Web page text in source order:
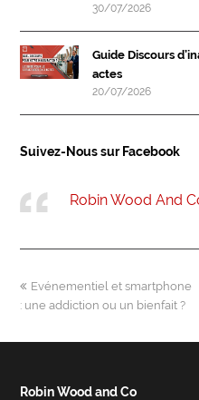
30/07/2026
Guide Discours
actes
20/07/2026
Suivez-Nous sur Facebook
Robin Wood And
previous
post:
Evénementiel et smartphone
: une addiction ou un bienfait ?
Robin Wood and Co